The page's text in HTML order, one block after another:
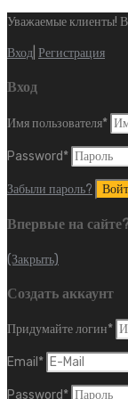
Уважаемые клиенты! В
Вход Регистрация
Вход
Имя пользователя*
Password*
Забыли пароль?
Впервые на
(Закрыть)
Создать аккаунт
Придумайте логин*
Email *
Password*